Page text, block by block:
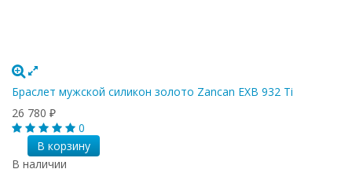
Браслет мужской силикон золото Zancan EXB 932 Ti
26 780 ₽
0
В корзину
В наличии